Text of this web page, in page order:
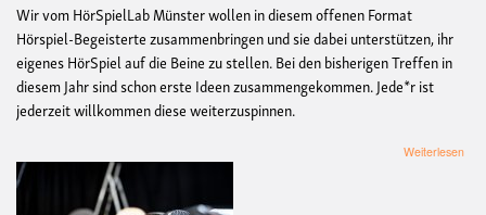
Wir vom HörSpielLab Münster wollen in diesem offenen Format
Hörspiel-Begeisterte zusammenbringen und sie dabei unterstützen, ihr
eigenes HörSpiel auf die Beine zu stellen. Bei den bisherigen Treffen in
diesem Jahr sind schon erste Ideen zusammengekommen. Jede*r ist
jederzeit willkommen diese weiterzuspinnen.
Weiterlesen